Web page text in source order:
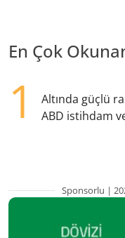
En Çok
1
Altında güçlü
ABD istihdam
Sponsorlu |